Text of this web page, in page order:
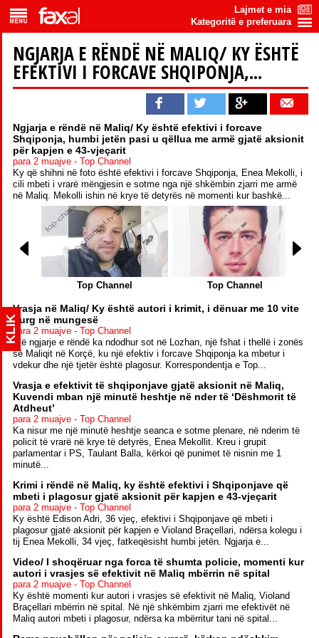
Lajmet e mia
Kategoritë e preferuara
NGJARJA E RËNDË NË MALIQ/ KY ËSHTË
EFEKTIVI I FORCAVE SHQIPONJA,...
Ngjarja e rëndë në Maliq/ Ky është efektivi i forcave
Shqiponja, humbi jetën pasi u qëllua me armë gjatë aksionit
për kapjen e 43-vjeçarit
para 2 muajve - Top Channel
Ky që shihni në foto është efektivi i forcave Shqiponja, Enea Mekolli, i
cili mbeti i vrarë mëngjesin e sotme nga një shkëmbin zjarri me armë
në Maliq. Mekolli ishin në krye të detyrës në momenti kur bashkë...
Top Channel Top Channel
Vrasja në Maliq/ Ky është autori i krimit, i dënuar me 10 vite
burg në mungesë
para 2 muajve - Top Channel
Një ngjarje e rëndë ka ndodhur sot në Lozhan, një fshat i thellë i zonës
së Maliqit në Korçë, ku një efektiv i forcave Shqiponja ka mbetur i
vdekur dhe një tjetër është plagosur. Korrespondentja e Top...
Vrasja e efektivit të shqiponjave gjatë aksionit në Maliq,
Kuvendi mban një minutë heshtje në nder të ‘Dëshmorit të
Atdheut’
para 2 muajve - Top Channel
Ka nisur me një minutë heshtje seanca e sotme plenare, në nderim të
policit të vrarë në krye të detyrës, Enea Mekollit. Kreu i grupit
parlamentar i PS, Taulant Balla, kërkoi që punimet të nisnin me 1
minutë...
Krimi i rëndë në Maliq, ky është efektivi i Shqiponjave që
mbeti i plagosur gjatë aksionit për kapjen e 43-vjeçarit
para 2 muajve - Top Channel
Ky është Edison Adri, 36 vjeç, efektivi i Shqiponjave që mbeti i
plagosur gjatë aksionit për kapjen e Violand Braçellari, ndërsa kolegu i
tij Enea Mekolli, 34 vjeç, fatkeqësisht humbi jetën. Ngjarja e...
Video/ I shoqëruar nga forca të shumta policie, momenti kur
autori i vrasjes së efektivit në Maliq mbërrin në spital
para 2 muajve - Top Channel
Ky është momenti kur autori i vrasjes së efektivit në Maliq, Violand
Braçellari mbërrin në spital. Në një shkëmbim zjarri me efektivët në
Maliq autori mbeti i plagosur, ndërsa ka mbërritur tani në spital...
KLIK